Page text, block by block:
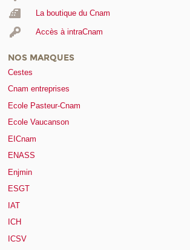
La boutique du Cnam
Accès à intraCnam
NOS MARQUES
Cestes
Cnam entreprises
Ecole Pasteur-Cnam
Ecole Vaucanson
EICnam
ENASS
Enjmin
ESGT
IAT
ICH
ICSV